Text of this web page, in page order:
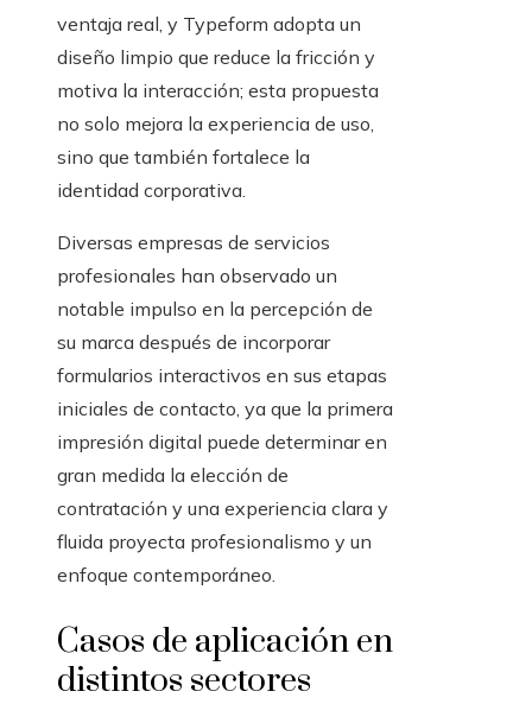
ventaja real, y Typeform adopta un
diseño limpio que reduce la fricción y
motiva la interacción; esta propuesta
no solo mejora la experiencia de uso,
sino que también fortalece la
identidad corporativa.
Diversas empresas de servicios
profesionales han observado un
notable impulso en la percepción de
su marca después de incorporar
formularios interactivos en sus etapas
iniciales de contacto, ya que la primera
impresión digital puede determinar en
gran medida la elección de
contratación y una experiencia clara y
fluida proyecta profesionalismo y un
enfoque contemporáneo.
Casos de aplicación en
distintos sectores